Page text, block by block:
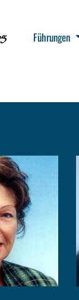
Führungen